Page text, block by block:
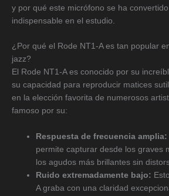
y por qué este micrófono se ha
indispensable en el estudio.
¿Por qué el Rode NT1-A es tan popular
jazz?
El Rode NT1-A es conocido por su
su capacidad para reproducir matices
en la elección favorita de numerosos
famoso por su:
Respuesta de frecuencia amplia:
permite capturar desde los graves
los agudos más brillantes sin
Ruido extremadamente bajo:
A graba con una claridad